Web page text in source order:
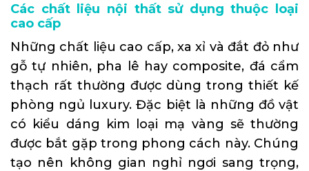
Các chất liệu nội thất sử dụng thuộc loại
cao cấp
Những chất liệu cao cấp, xa xỉ và đắt đỏ như
gỗ tự nhiên, pha lê hay composite, đá cẩm
thạch rất thường được dùng trong thiết kế
phòng ngủ luxury. Đặc biệt là những đồ vật
có kiểu dáng kim loại mạ vàng sẽ thường
được bắt gặp trong phong cách này. Chúng
tạo nên không gian nghỉ ngơi sang trọng,